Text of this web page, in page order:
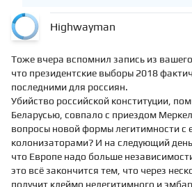
Highwayman
Тоже вчера вспомнил запись из
что президентские выборы 2018
последними для россиян.
Убийство российской конституции,
Беларусью, совпало с приездом
вопросы новой формы легитимности с
колонизаторами? И на следующий
что Европе надо больше
это всё закончится тем, что через
получит клеймо нелегитимного и